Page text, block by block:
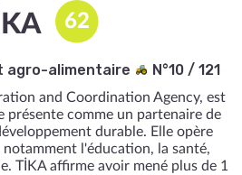
62
agro-alimentaire N°10 / 121
and Coordination Agency, est
présente comme un partenaire de
durable. Elle opère
notamment l'éducation, la santé,
TİKA affirme avoir mené plus de 1